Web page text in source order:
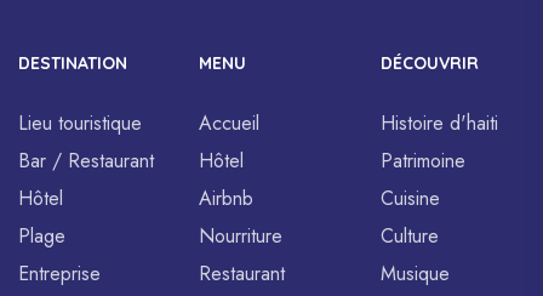
DESTINATION
Lieu touristique
Bar / Restaurant
Hôtel
Plage
Entreprise
MENU
Accueil
Hôtel
Airbnb
Nourriture
Restaurant
DÉCOUVRIR
Histoire d'haiti
Patrimoine
Cuisine
Culture
Musique